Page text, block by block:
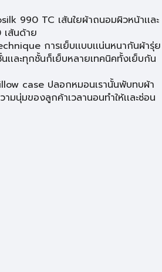
990 TC เส้นใยผ้าถนอมผิวหน้าเเละ
ส้นด้าย
การเย็บเเบบเเน่นหนากันผ้ารุ่ย
เละทุกชั้นก็เย็บหลายเทคนิคทั้งเย็บกัน
case ปลอกหมอนเรานั้นพับทบผ้า
มนุ่มของลูกค้าเวลานอนทำให้เเละซ่อน